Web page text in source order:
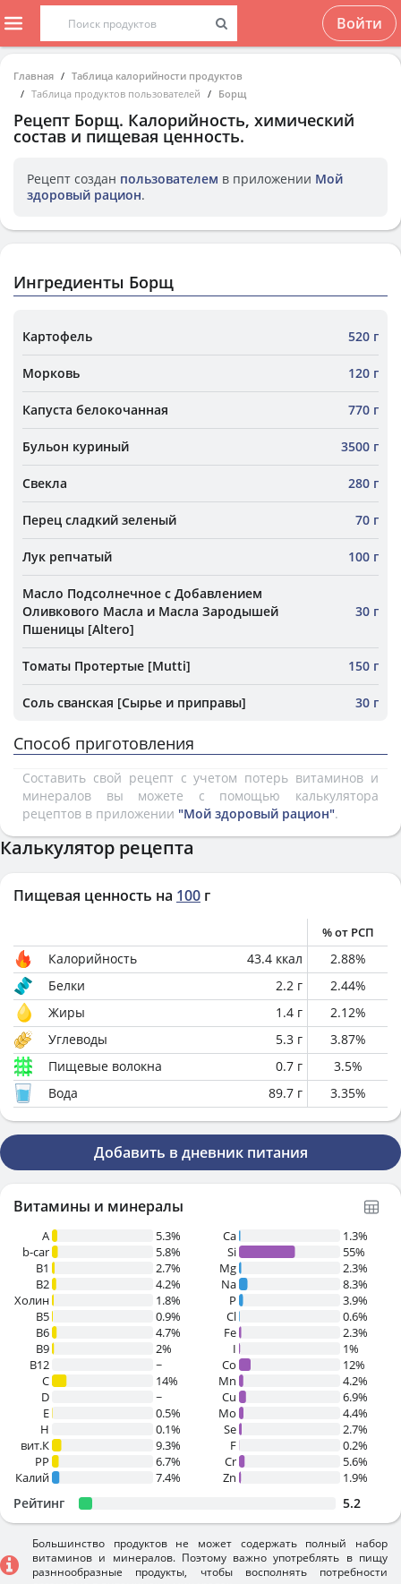
Войти
Главная
Таблица калорийности продуктов
Таблица продуктов пользователей
Борщ
Рецепт Борщ. Калорийность, химический
состав и пищевая ценность.
Рецепт создан пользователем в приложении Мой
здоровый рацион.
Ингредиенты Борщ
Картофель 520 г
Морковь 120 г
Капуста белокочанная 770 г
Бульон куриный 3500 г
Свекла 280 г
Перец сладкий зеленый 70 г
Лук репчатый 100 г
Масло Подсолнечное с Добавлением
Оливкового Масла и Масла Зародышей
Пшеницы [Altero]
30 г
Томаты Протертые [Mutti] 150 г
Соль сванская [Сырье и приправы] 30 г
Способ приготовления
Составить свой рецепт с учетом потерь витаминов и
минералов вы можете с помощью калькулятора
рецептов в приложении "Мой здоровый рацион".
Калькулятор рецепта
Пищевая ценность на 100 г
% от РСП
Калорийность 43.4 ккал 2.88%
Белки
2.2 г 2.44%
Жиры
1.4 г 2.12%
Углеводы
5.3 г 3.87%
Пищевые волокна
0.7 г 3.5%
Вода
89.7 г 3.35%
Добавить в дневник питания
Витамины и минералы
A
5.3%
b-car
5.8%
В1
2.7%
B2
4.2%
Холин
1.8%
B5
0.9%
B6
4.7%
B9
2%
B12
~
C
14%
D
~
E
0.5%
H
0.1%
вит.К
9.3%
PP
6.7%
Калий
7.4%
Ca
1.3%
Si
55%
Mg
2.3%
Na
8.3%
P
3.9%
Cl
0.6%
Fe
2.3%
I
1%
Co
12%
Mn
4.2%
Cu
6.9%
Mo
4.4%
Se
2.7%
F
0.2%
Cr
5.6%
Zn
1.9%
Рейтинг 5.2
Большинство продуктов не может содержать полный набор
витаминов и минералов. Поэтому важно употреблять в пищу
разннообразные продукты, чтобы восполнять потребности